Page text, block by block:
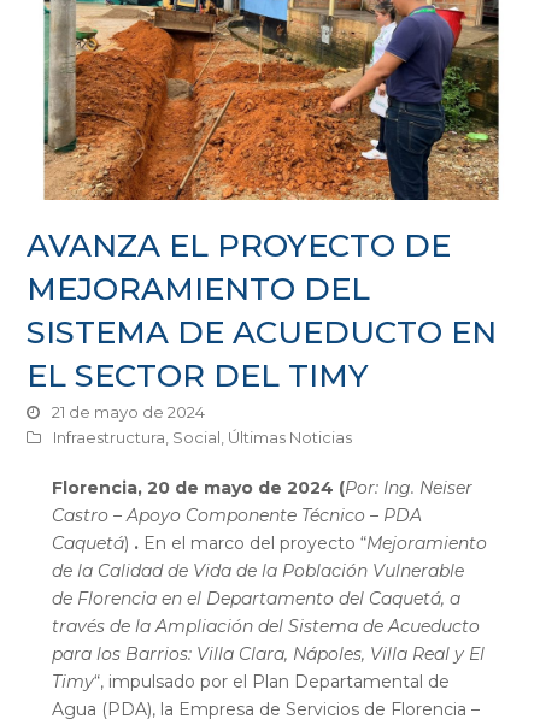
AVANZA EL PROYECTO DE
MEJORAMIENTO DEL
SISTEMA DE ACUEDUCTO EN
EL SECTOR DEL TIMY
21 de mayo de 2024
Infraestructura, Social, Últimas Noticias
Florencia, 20 de mayo de 2024 (Por: Ing. Neiser
Castro – Apoyo Componente Técnico – PDA
Caquetá) . En el marco del proyecto “Mejoramiento
de la Calidad de Vida de la Población Vulnerable
de Florencia en el Departamento del Caquetá, a
través de la Ampliación del Sistema de Acueducto
para los Barrios: Villa Clara, Nápoles, Villa Real y El
Timy“, impulsado por el Plan Departamental de
Agua (PDA), la Empresa de Servicios de Florencia –